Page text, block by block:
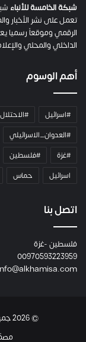
شبكة الخامسة للأنباء
تعمل على نشر الأخبار
الرقمي وموقعاً رسميا
الداخلي والمحلي
أهم الوسوم
#اسرائيل #الاحتلال
#العدوان_الاسرائيلي
#غزة
#فلسطين
اسرائيل
حماس
اتصل بنا
فلسطين -غزة
00970593223959
© 2026 جميع الحقوق محفوظة.